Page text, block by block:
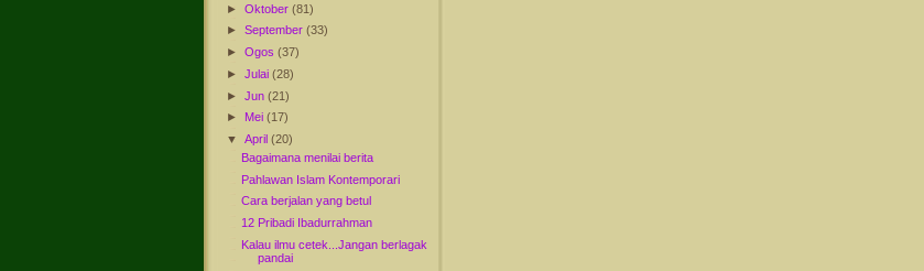
►Oktober(81)
►September(33)
►Ogos(37)
►Julai(28)
►Jun(21)
► Mei(17)
▼
April(20)
Bagaimana menilai berita
Pahlawan Islam Kontemporari
Cara berjalan yang betul
12 Pribadi Ibadurrahman
Kalau ilmu cetek...Jangan berlagak
pandai